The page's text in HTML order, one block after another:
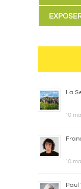
La
10
10
Paul